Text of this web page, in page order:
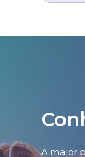
A maior